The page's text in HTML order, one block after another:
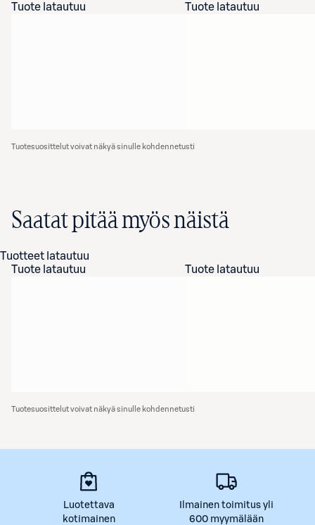
Tuote latautuu Tuote latautuu
Tuotesuosittelut voivat näkyä sinulle kohdennetusti
Saatat pitää myös näistä
Tuotteet latautuu
Tuote latautuu
Tuote latautuu
Tuotesuosittelut voivat näkyä sinulle kohdennetusti
Luotettava
kotimainen
Ilmainen toimitus yli
600 myymälään